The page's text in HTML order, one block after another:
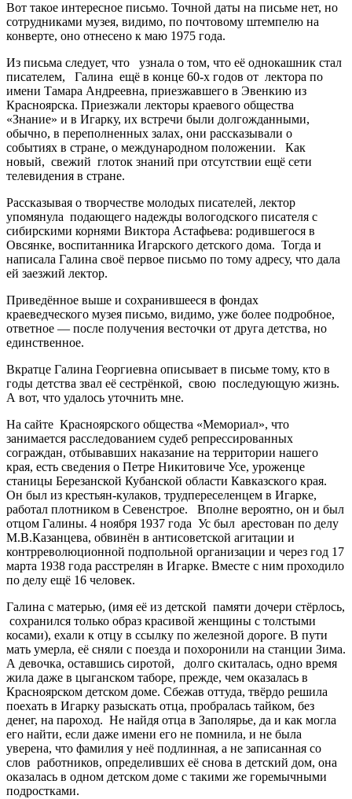
Вот такое интересное письмо. Точной даты на письме нет, но
сотрудниками музея, видимо, по почтовому штемпелю на
конверте, оно отнесено к маю 1975 года.
Из письма следует, что узнала о том, что её однокашник стал
писателем, Галина ещё в конце 60-х годов от лектора по
имени Тамара Андреевна, приезжавшего в Эвенкию из
Красноярска. Приезжали лекторы краевого общества
«Знание» и в Игарку, их встречи были долгожданными,
обычно, в переполненных залах, они рассказывали о
событиях в стране, о международном положении. Как
новый, свежий глоток знаний при отсутствии ещё сети
телевидения в стране.
Рассказывая о творчестве молодых писателей, лектор
упомянула подающего надежды вологодского писателя с
сибирскими корнями Виктора Астафьева: родившегося в
Овсянке, воспитанника Игарского детского дома. Тогда и
написала Галина своё первое письмо по тому адресу, что дала
ей заезжий лектор.
Приведённое выше и сохранившееся в фондах
краеведческого музея письмо, видимо, уже более подробное,
ответное — после получения весточки от друга детства, но
единственное.
Вкратце Галина Георгиевна описывает в письме тому, кто в
годы детства звал её сестрёнкой, свою последующую жизнь.
А вот, что удалось уточнить мне.
На сайте Красноярского общества «Мемориал», что
занимается расследованием судеб репрессированных
сограждан, отбывавших наказание на территории нашего
края, есть сведения о Петре Никитовиче Усе, уроженце
станицы Березанской Кубанской области Кавказского края.
Он был из крестьян-кулаков, трудпереселенцем в Игарке,
работал плотником в Севенстрое. Вполне вероятно, он и был
отцом Галины. 4 ноября 1937 года Ус был арестован по делу
М.В.Казанцева, обвинён в антисоветской агитации и
контрреволюционной подпольной организации и через год 17
марта 1938 года расстрелян в Игарке. Вместе с ним проходило
по делу ещё 16 человек.
Галина с матерью, (имя её из детской памяти дочери стёрлось,
сохранился только образ красивой женщины с толстыми
косами), ехали к отцу в ссылку по железной дороге. В пути
мать умерла, её сняли с поезда и похоронили на станции Зима.
А девочка, оставшись сиротой, долго скиталась, одно время
жила даже в цыганском таборе, прежде, чем оказалась в
Красноярском детском доме. Сбежав оттуда, твёрдо решила
поехать в Игарку разыскать отца, пробралась тайком, без
денег, на пароход. Не найдя отца в Заполярье, да и как могла
его найти, если даже имени его не помнила, и не была
уверена, что фамилия у неё подлинная, а не записанная со
слов работников, определивших её снова в детский дом, она
оказалась в одном детском доме с такими же горемычными
подростками.